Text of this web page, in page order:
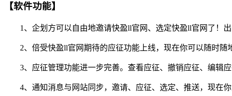
【软件功能】
1、企划方可以自由地邀请快盈ll官网、选定快盈ll官网了！出
2、倍受快盈ll官网期待的应征功能上线，现在你可以随时随
3、应征管理功能进一步完善。查看应征、撤销应征、编辑应
4、通知消息与网站同步，邀请、应征、选定、推送，现在你